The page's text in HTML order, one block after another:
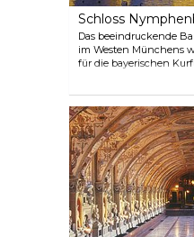
Schloss
Das beeindruckende
im Westen Münchens
für die bayerischen
Hauptgebäude
zahlreiche kleinere
exotisches
sind. Berühmt ist das
von König Ludwig II.